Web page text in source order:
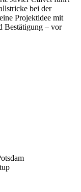
bei der
Projektidee mit
Bestätigung – vor